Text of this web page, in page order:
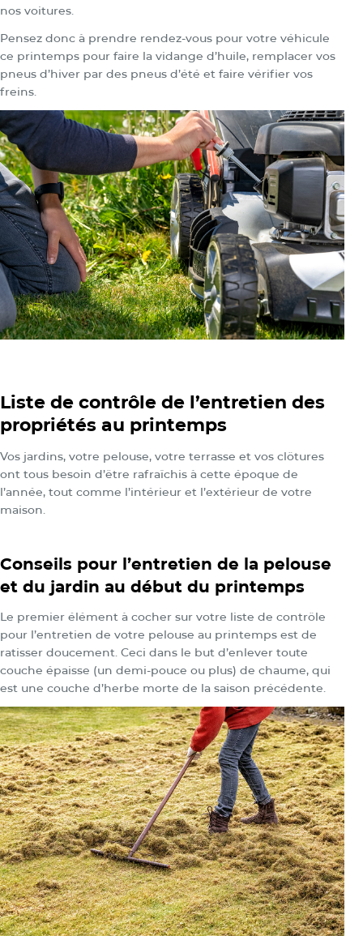
nos voitures.
Pensez donc à prendre rendez-vous pour votre véhicule
ce printemps pour faire la vidange d’huile, remplacer vos
pneus d’hiver par des pneus d’été et faire vérifier vos
freins.
Liste de contrôle de l’entretien des
propriétés au printemps
Vos jardins, votre pelouse, votre terrasse et vos clôtures
ont tous besoin d’être rafraîchis à cette époque de
l’année, tout comme l’intérieur et l’extérieur de votre
maison.
Conseils pour l’entretien de la pelouse
et du jardin au début du printemps
Le premier élément à cocher sur votre liste de contrôle
pour l’entretien de votre pelouse au printemps est de
ratisser doucement. Ceci dans le but d’enlever toute
couche épaisse (un demi-pouce ou plus) de chaume, qui
est une couche d’herbe morte de la saison précédente.